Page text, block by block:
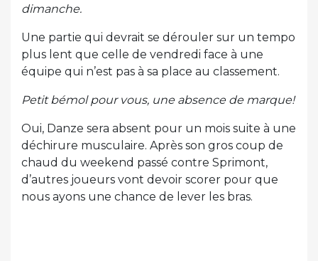
dimanche.
Une partie qui devrait se dérouler sur un tempo
plus lent que celle de vendredi face à une
équipe qui n’est pas à sa place au classement.
Petit bémol pour vous, une absence de marque!
Oui, Danze sera absent pour un mois suite à une
déchirure musculaire. Après son gros coup de
chaud du weekend passé contre Sprimont,
d’autres joueurs vont devoir scorer pour que
nous ayons une chance de lever les bras.